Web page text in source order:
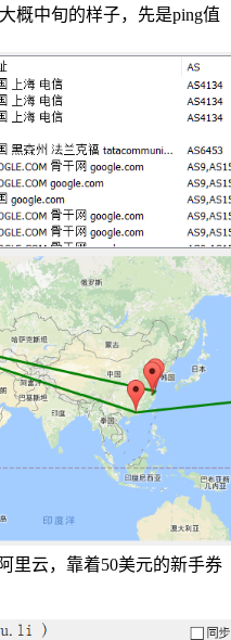
概中旬的样子，先是ping值
云，靠着50美元的新手券